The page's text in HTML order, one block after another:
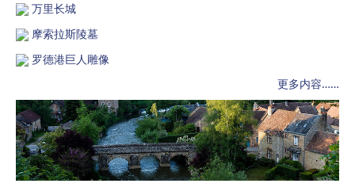
万里长城
摩索拉斯陵墓
罗德港巨人雕像
更多内容……